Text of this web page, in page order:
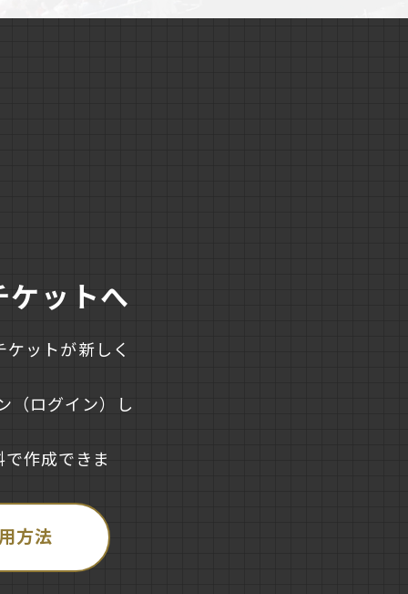
ットへ
ットが新しく
（ログイン）し
作成できま
方法